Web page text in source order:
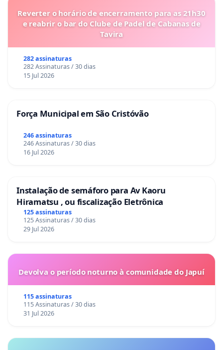
Reverter o horário de encerramento para as 21h30
e reabrir o bar do Clube de Padel de Cabanas de
Tavira
282 assinaturas
282 Assinaturas / 30 dias
15 Jul 2026
Força Municipal em São Cristóvão
246 assinaturas
246 Assinaturas / 30 dias
16 Jul 2026
Instalação de semáforo para Av Kaoru
Hiramatsu , ou fiscalização Eletrônica
125 assinaturas
125 Assinaturas / 30 dias
29 Jul 2026
Devolva o período noturno à comunidade do Japuí
115 assinaturas
115 Assinaturas / 30 dias
31 Jul 2026